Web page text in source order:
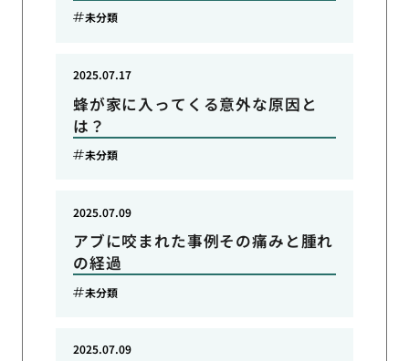
未分類
蜂が家に入ってくる意外な原因と
は？
2025.07.17
未分類
アブに咬まれた事例その痛みと腫れ
の経過
2025.07.09
未分類
2025.07.09